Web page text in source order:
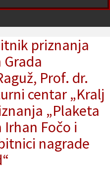
priznanja
Prof. dr.
centar „Kralj
„Plaketa
Irhan Fočo i
nagrade